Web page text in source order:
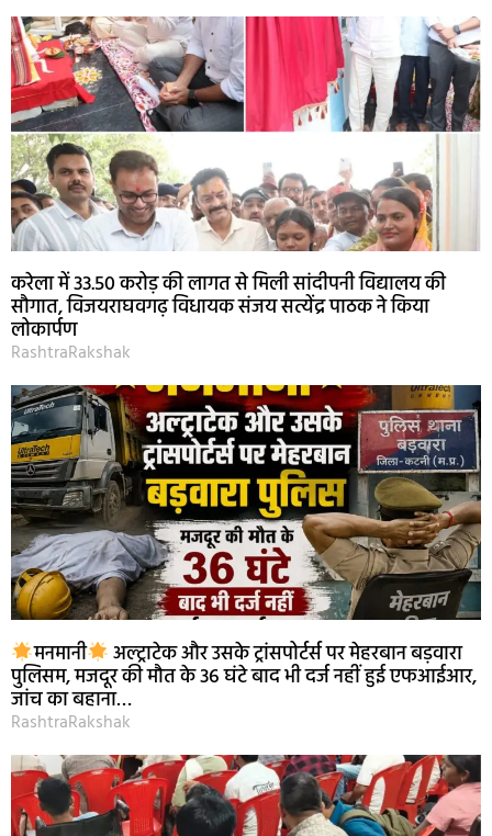
करेला में 33.50 करोड़ की लागत से मिली सांदीपनी विद्यालय की
सौगात, विजयराघवगढ़ विधायक संजय सत्येंद्र पाठक ने किया
लोकार्पण
RashtraRakshak
मनमानी अल्ट्राटेक और उसके ट्रांसपोर्टर्स पर मेहरबान बड़वारा
पुलिसम, मजदूर की मौत के 36 घंटे बाद भी दर्ज नहीं हुई एफआईआर,
जांच का बहाना…
RashtraRakshak